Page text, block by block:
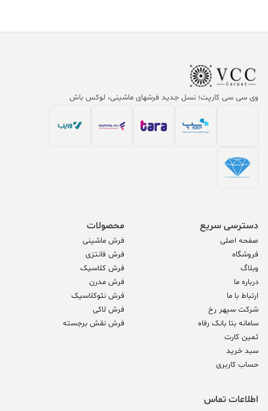
وی سی سی کارپت؛ نسل جدید فرشهای ماشینی، لوکس باش
دسترسی سریع
صفحه اصلی
فروشگاه
وبلاگ
درباره ما
ارتباط با ما
شرکت سپهر رخ
سامانه بتا بانک رفاه
ثمین کارت
سبد خرید
حساب کاربری
محصولات
فرش ماشینی
فرش فانتزی
فرش کلاسیک
فرش مدرن
فرش نئوکلاسیک
فرش لاکی
فرش نقش برجسته
اطلاعات تماس